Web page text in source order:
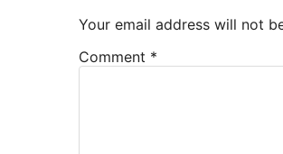
Your email address will not
Comment *